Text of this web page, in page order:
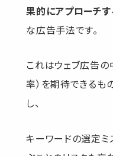
果的にアプローチす
な広告手法です。
これはウェブ広告
率）を期待できるも
し、
キーワードの選定